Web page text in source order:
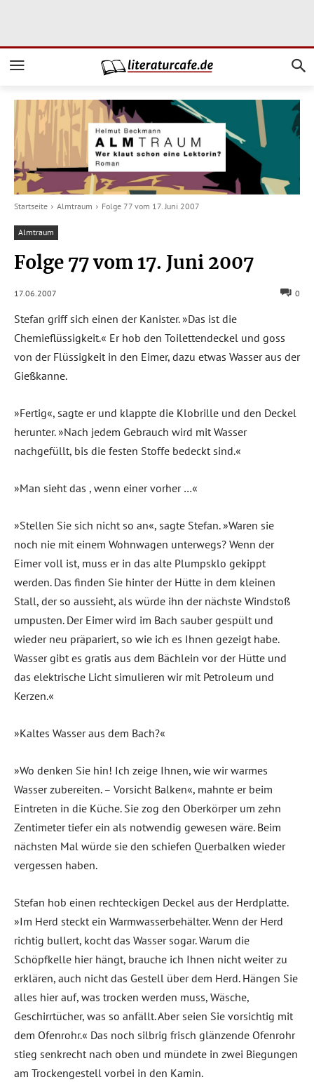
Startseite Almtraum Folge 77 vom 17. Juni 2007
Almtraum
Folge 77 vom 17. Juni 2007
17.06.2007 0
Stefan griff sich einen der Kanister. »Das ist die
Chemieflüssigkeit.« Er hob den Toilettendeckel und goss
von der Flüssigkeit in den Eimer, dazu etwas Wasser aus der
Gießkanne.
»Fertig«, sagte er und klappte die Klobrille und den Deckel
herunter. »Nach jedem Gebrauch wird mit Wasser
nachgefüllt, bis die festen Stoffe bedeckt sind.«
»Man sieht das , wenn einer vorher …«
»Stellen Sie sich nicht so an«, sagte Stefan. »Waren sie
noch nie mit einem Wohnwagen unterwegs? Wenn der
Eimer voll ist, muss er in das alte Plumpsklo gekippt
werden. Das finden Sie hinter der Hütte in dem kleinen
Stall, der so aussieht, als würde ihn der nächste Windstoß
umpusten. Der Eimer wird im Bach sauber gespült und
wieder neu präpariert, so wie ich es Ihnen gezeigt habe.
Wasser gibt es gratis aus dem Bächlein vor der Hütte und
das elektrische Licht simulieren wir mit Petroleum und
Kerzen.«
»Kaltes Wasser aus dem Bach?«
»Wo denken Sie hin! Ich zeige Ihnen, wie wir warmes
Wasser zubereiten. – Vorsicht Balken«, mahnte er beim
Eintreten in die Küche. Sie zog den Oberkörper um zehn
Zentimeter tiefer ein als notwendig gewesen wäre. Beim
nächsten Mal würde sie den schiefen Querbalken wieder
vergessen haben.
Stefan hob einen rechteckigen Deckel aus der Herdplatte.
»Im Herd steckt ein Warmwasserbehälter. Wenn der Herd
richtig bullert, kocht das Wasser sogar. Warum die
Schöpfkelle hier hängt, brauche ich Ihnen nicht weiter zu
erklären, auch nicht das Gestell über dem Herd. Hängen Sie
alles hier auf, was trocken werden muss, Wäsche,
Geschirrtücher, was so anfällt. Aber seien Sie vorsichtig mit
dem Ofenrohr.« Das noch silbrig frisch glänzende Ofenrohr
stieg senkrecht nach oben und mündete in zwei Biegungen
am Trockengestell vorbei in den Kamin.